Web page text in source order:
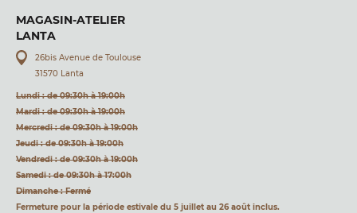
MAGASIN-ATELIER
LANTA
26bis Avenue de Toulouse
31570 Lanta
Lundi : de 09:30h à 19:00h
Mardi : de 09:30h à 19:00h
Mercredi : de 09:30h à 19:00h
Jeudi : de 09:30h à 19:00h
Vendredi : de 09:30h à 19:00h
Samedi : de 09:30h à 17:00h
Dimanche : Fermé
Fermeture pour la période estivale du 5 juillet au 26 août inclus.